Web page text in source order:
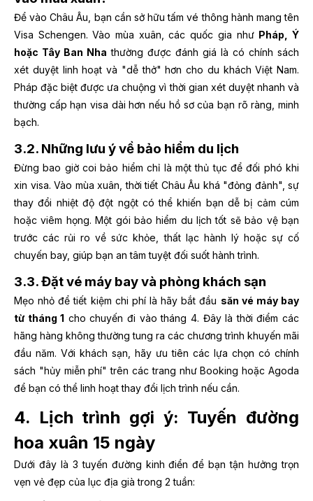
Để vào Châu Âu, bạn cần sở hữu tấm vé thông hành mang tên
Visa Schengen. Vào mùa xuân, các quốc gia như Pháp, Ý
hoặc Tây Ban Nha thường được đánh giá là có chính sách
xét duyệt linh hoạt và "dễ thở" hơn cho du khách Việt Nam.
Pháp đặc biệt được ưa chuộng vì thời gian xét duyệt nhanh và
thường cấp hạn visa dài hơn nếu hồ sơ của bạn rõ ràng, minh
bạch.
3.2. Những lưu ý về bảo hiểm du lịch
Đừng bao giờ coi bảo hiểm chỉ là một thủ tục để đối phó khi
xin visa. Vào mùa xuân, thời tiết Châu Âu khá "đỏng đảnh", sự
thay đổi nhiệt độ đột ngột có thể khiến bạn dễ bị cảm cúm
hoặc viêm họng. Một gói bảo hiểm du lịch tốt sẽ bảo vệ bạn
trước các rủi ro về sức khỏe, thất lạc hành lý hoặc sự cố
chuyến bay, giúp bạn an tâm tuyệt đối suốt hành trình.
3.3. Đặt vé máy bay và phòng khách sạn
Mẹo nhỏ để tiết kiệm chi phí là hãy bắt đầu săn vé máy bay
từ tháng 1 cho chuyến đi vào tháng 4. Đây là thời điểm các
hãng hàng không thường tung ra các chương trình khuyến mãi
đầu năm. Với khách sạn, hãy ưu tiên các lựa chọn có chính
sách "hủy miễn phí" trên các trang như Booking hoặc Agoda
để bạn có thể linh hoạt thay đổi lịch trình nếu cần.
4. Lịch trình gợi ý: Tuyến đường
hoa xuân 15 ngày
Dưới đây là 3 tuyến đường kinh điển để bạn tận hưởng trọn
vẹn vẻ đẹp của lục địa già trong 2 tuần: